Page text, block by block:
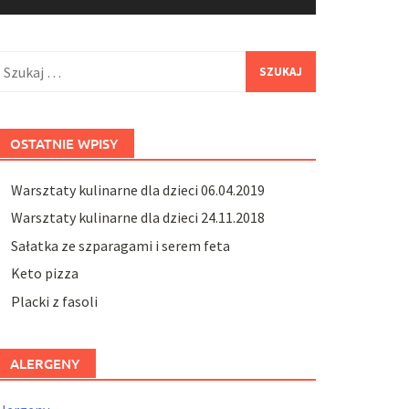
OSTATNIE WPISY
Warsztaty kulinarne dla dzieci 06.04.2019
Warsztaty kulinarne dla dzieci 24.11.2018
Sałatka ze szparagami i serem feta
Keto pizza
Placki z fasoli
ALERGENY